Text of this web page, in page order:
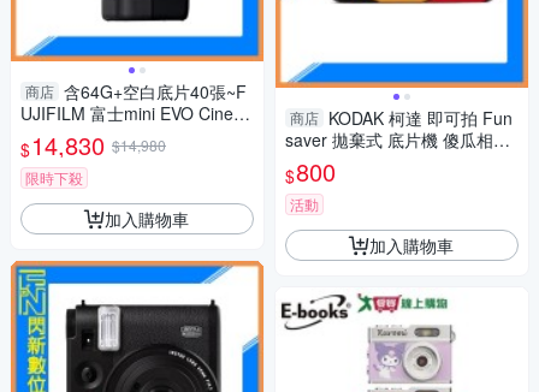
商店 含64G+空白底片40張~F
UJIFILM 富士mini EVO Cinem
a 三合一 拍立得 拍照/影片/列
印(公司貨)
$14,830 $14,980
限時下殺
加入購物車
商店 KODAK 柯達 即可拍 Fun
saver 拋棄式 底片機 傻瓜相機
相機 27張
$800
活動
加入購物車